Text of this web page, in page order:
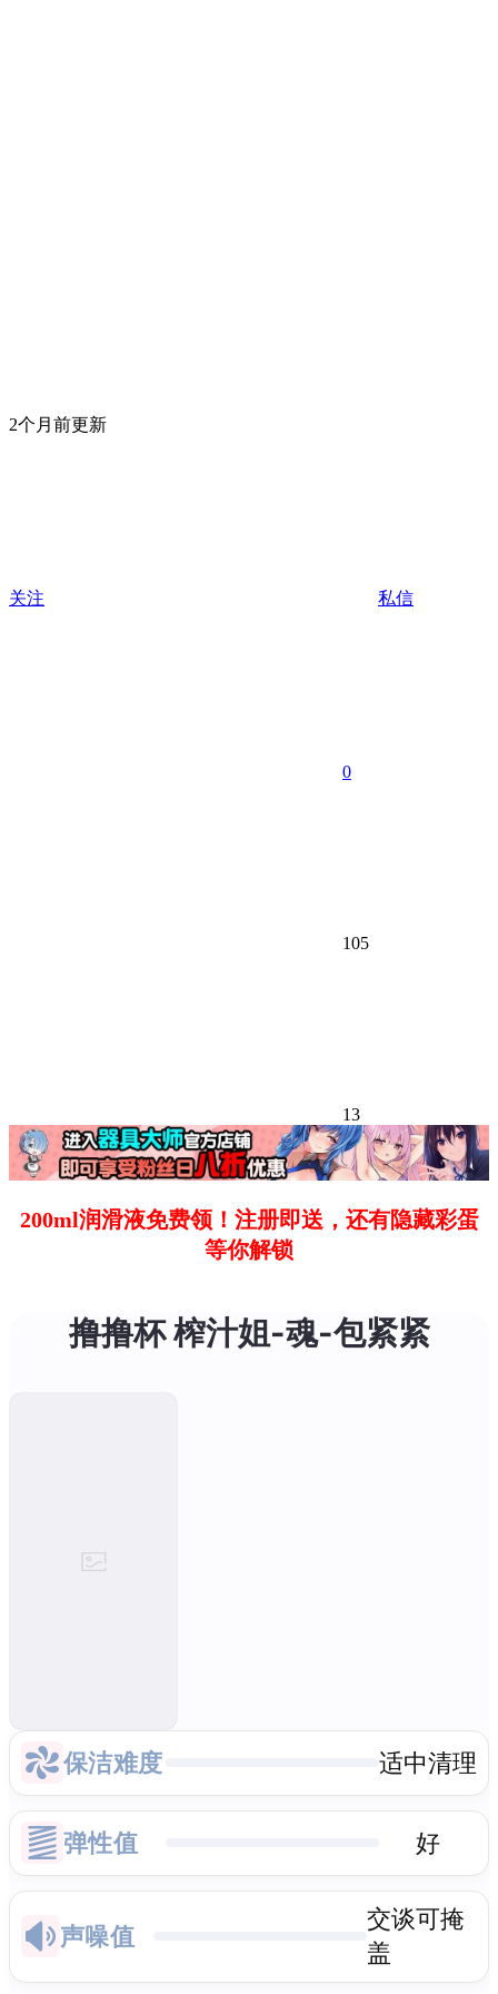
2个月前更新
关注 私信
0
105
13
200ml润滑液免费领！注册即送，还有隐藏彩蛋
等你解锁
撸撸杯 榨汁姐-魂-包紧紧
保洁难度 适中清理
弹性值 好
声噪值
交谈可掩
盖